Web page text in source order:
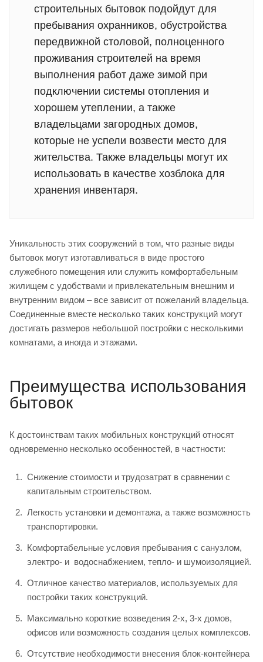
строительных бытовок подойдут для
пребывания охранников, обустройства
передвижной столовой, полноценного
проживания строителей на время
выполнения работ даже зимой при
подключении системы отопления и
хорошем утеплении, а также
владельцами загородных домов,
которые не успели возвести место для
жительства. Также владельцы могут их
использовать в качестве хозблока для
хранения инвентаря.
Уникальность этих сооружений в том, что разные виды
бытовок могут изготавливаться в виде простого
служебного помещения или служить комфортабельным
жилищем с удобствами и привлекательным внешним и
внутренним видом – все зависит от пожеланий владельца.
Соединенные вместе несколько таких конструкций могут
достигать размеров небольшой постройки с несколькими
комнатами, а иногда и этажами.
Преимущества использования
бытовок
К достоинствам таких мобильных конструкций относят
одновременно несколько особенностей, в частности:
Снижение стоимости и трудозатрат в сравнении с
капитальным строительством.
Легкость установки и демонтажа, а также возможность
транспортировки.
Комфортабельные условия пребывания с санузлом,
электро- и водоснабжением, тепло- и шумоизоляцией.
Отличное качество материалов, используемых для
постройки таких конструкций.
Максимально короткие возведения 2-х, 3-х домов,
офисов или возможность создания целых комплексов.
Отсутствие необходимости внесения блок-контейнера